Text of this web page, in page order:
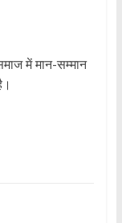
में मान-सम्मान